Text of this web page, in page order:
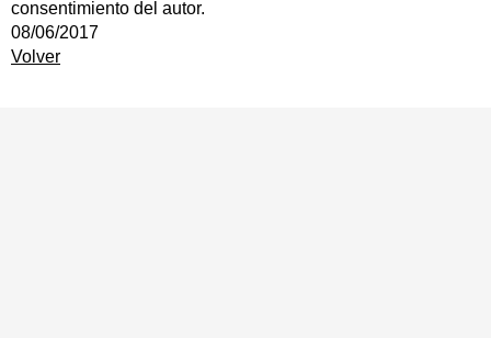
consentimiento del autor.
08/06/2017
Volver